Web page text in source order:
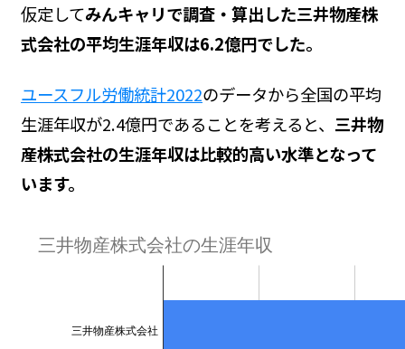
仮定してみんキャリで調査・算出した三井物産株
式会社の平均生涯年収は6.2億円でした。
ユースフル労働統計2022のデータから全国の平均
生涯年収が2.4億円であることを考えると、 三井物
産株式会社の生涯年収は比較的高い水準となって
います。